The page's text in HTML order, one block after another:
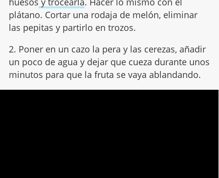
plátano. Cortar una rodaja de melón, eliminar
las pepitas y partirlo en trozos.
2. Poner en un cazo la pera y las cerezas, añadir
un poco de agua y dejar que cueza durante unos
minutos para que la fruta se vaya ablandando.